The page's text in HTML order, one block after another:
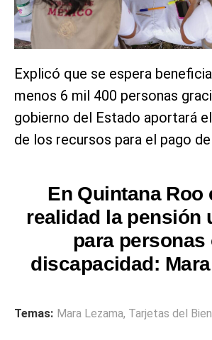
Explicó que se espera
menos 6 mil 400 personas
gobierno del Estado aportará
de los recursos para el pago
En Quintana Roo
realidad la pensión
para personas
discapacidad:
Temas: Mara Lezama, Tarjetas del